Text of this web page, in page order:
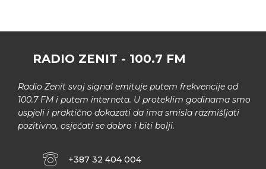
RADIO ZENIT - 100.7 FM
Radio Zenit svoj signal emituje putem frekvencije od
100.7 FM i putem interneta. U proteklim godinama smo
uspjeli i praktično dokazati da ima smisla razmišljati
pozitivno, osjećati se dobro i biti bolji.
+387 32 404 004